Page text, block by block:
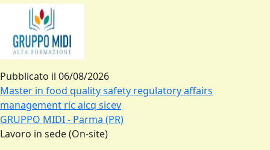
Pubblicato il 06/08/2026
Master in food quality safety regulatory affairs
management ric aicq sicev
GRUPPO MIDI - Parma (PR)
Lavoro in sede (On-site)